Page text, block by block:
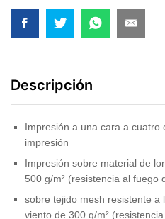
Descripción
Impresión a una cara a cuatro
impresión
Impresión sobre material de
500 g/m² (resistencia al fuego
sobre tejido mesh resistente a
viento de 300 g/m²